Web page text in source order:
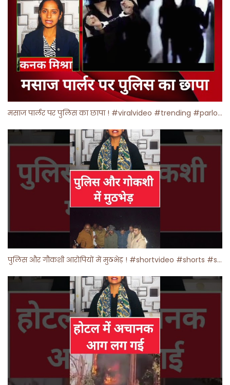
मसाज पार्लर पर पुलिस का छापा ! #viralvideo #trending #parlour
पुलिस और गौकशी आरोपियों में मुठभेड़ ! #shortvideo #shorts #shortsfeed